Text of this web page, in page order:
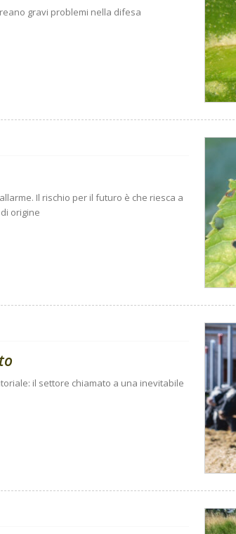
gravi problemi nella difesa
Il rischio per il futuro è che riesca a
origine
il settore chiamato a una inevitabile